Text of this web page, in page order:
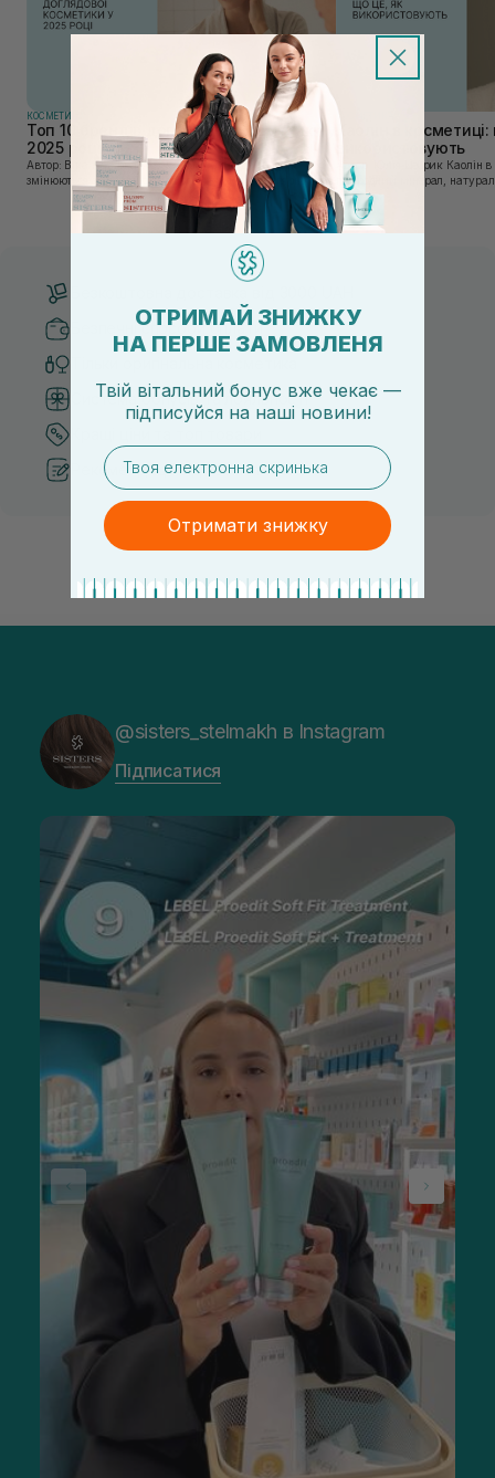
КОСМЕТИКА
Топ 10 брендів доглядової косметики у
2025 році
Автор: Віка Нагорна У сучасному світі, де тренди
змінюються зі швидкістю світла, а ринок популярної
косметики переповнений новими пропозиціями, вибір
засобу для себе стає справжнім викликом. 2025 р...
Каолін в
використовують
Автор: Юлія Цебрик Каолін в косметології – це
природний мінерал,
безліч переваг для шкіри
завдяки великій кількості
Безпечні способи оплати
Система бонусів та лояльності
Рекомендації від косметологів
@sisters_stelmakh в Instagram
Підписатися
ОТРИМАЙ ЗНИЖКУ
НА ПЕРШЕ ЗАМОВЛЕНЯ
Твій вітальний бонус вже чекає —
підписуйся на наші новини!
email
Отримати знижку